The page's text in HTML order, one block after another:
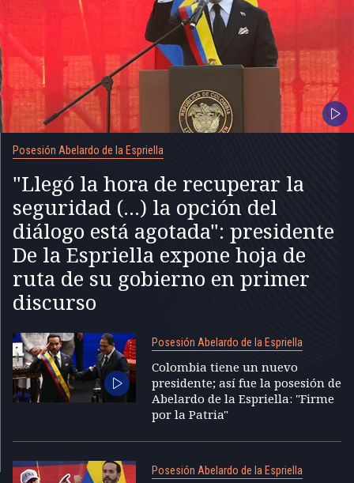
Posesión Abelardo de la Espriella
"Llegó la hora de recuperar la
seguridad (...) la opción del
diálogo está agotada": presidente
De la Espriella expone hoja de
ruta de su gobierno en primer
discurso
Posesión Abelardo de la Espriella
Colombia tiene un nuevo
presidente; así fue la posesión de
Abelardo de la Espriella: "Firme
por la Patria"
Posesión Abelardo de la Espriella